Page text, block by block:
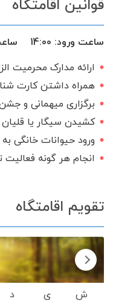
گرامی می باشیم.
دستگاه تصفیه آب
بخاری گازی
آلاچیق
اجاق
شامپو و صابون
تحویل 24 ساعته
قوانین اقامتگاه
ساعت ورود: 14:00
ارائه مدارک محرمیت
همراه داشتن کارت
برگزاری میهمانی و
کشیدن سیگار یا
ورود حیوانات خانگی
انجام هر گونه
تقویم اقامتگاه
ش ی د